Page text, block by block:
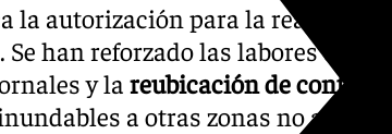
la autorización para la
Se han reforzado las labores de
y la reubicación de
a otras zonas no